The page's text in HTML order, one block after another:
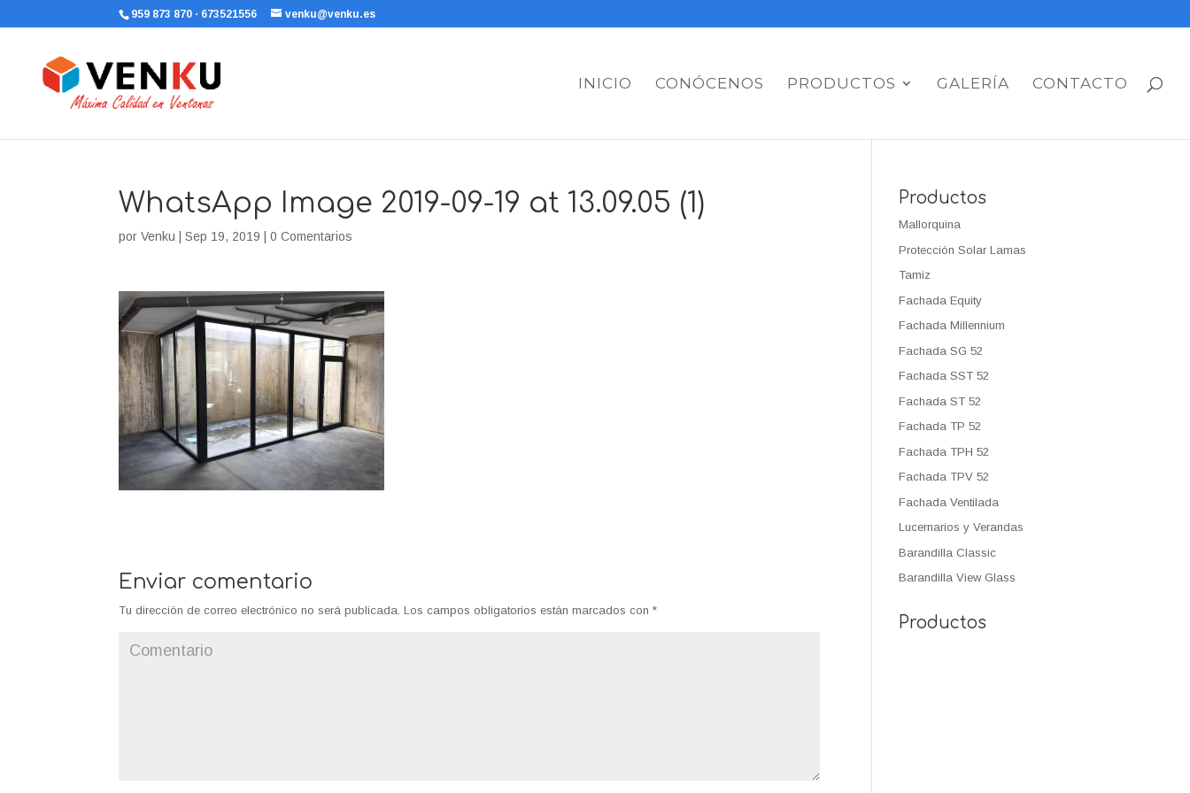
959 873 870 · 673521556 venku@venku.es
INICIO CONÓCENOS PRODUCTOS GALERÍA CONTACTO
WhatsApp Image 2019-09-19 at 13.09.05 (1)
porVenku |Sep 19, 2019 |0 Comentarios
Enviar comentario
Tu dirección de correo electrónico no será publicada. Los campos obligatorios están marcados con*
Productos
Mallorquina
Protección Solar Lamas
Tamiz
Fachada Equity
Fachada Millennium
Fachada SG 52
Fachada SST 52
Fachada ST 52
Fachada TP 52
Fachada TPH 52
Fachada TPV 52
Fachada Ventilada
Lucernarios y Verandas
Barandilla Classic
Barandilla View Glass
Productos